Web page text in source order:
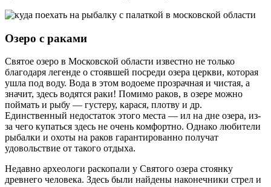
Озеро с раками
Святое озеро в Московской области известно не только
благодаря легенде о стоявшей посреди озера церкви, которая
ушла под воду. Вода в этом водоеме прозрачная и чистая, а
значит, здесь водятся раки! Помимо раков, в озере можно
поймать и рыбу — густеру, карася, плотву и др.
Единственный недостаток этого места — ил на дне озера, из-
за чего купаться здесь не очень комфортно. Однако любители
рыбалки и охоты на раков гарантированно получат
удовольствие от такого отдыха.
Недавно археологи раскопали у Святого озера стоянку
древнего человека. Здесь были найдены наконечники стрел и